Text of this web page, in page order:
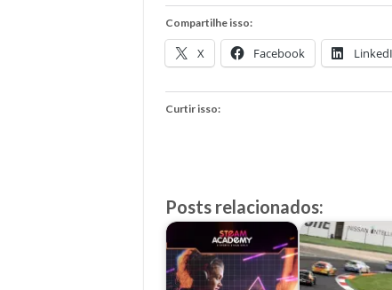
Compartilhe isso:
X Facebook
Curtir isso:
Posts relacionados: